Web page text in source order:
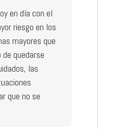
en día con el
riesgo en los
mayores que
quedarse
las
que no se